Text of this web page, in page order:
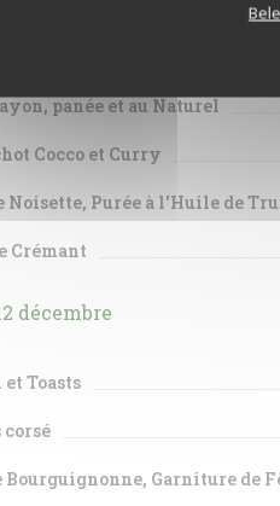
panée et au Naturel
Cocco et Curry
Noisette, Purée à l'Huile de
Crémant
décembre
Toasts
corsé
Bourguignonne, Garniture de